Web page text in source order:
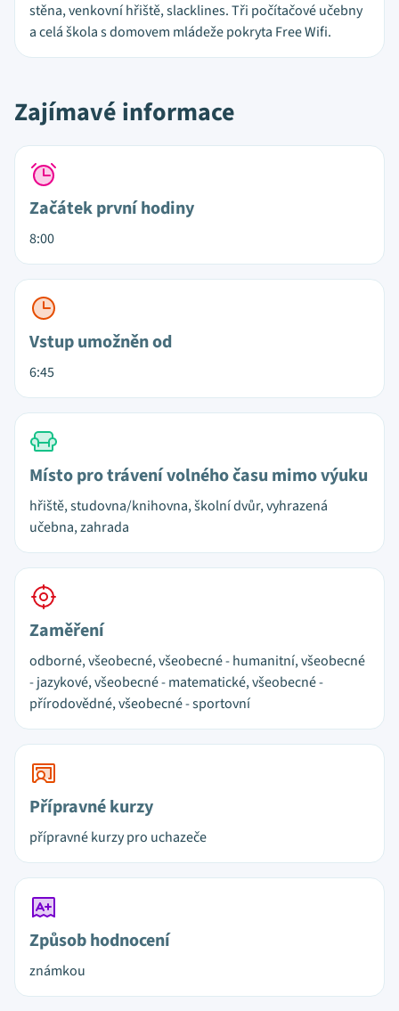
stěna, venkovní hřiště, slacklines. Tři počítačové učebny
a celá škola s domovem mládeže pokryta Free Wifi.
Zajímavé informace
Začátek první hodiny
8:00
Vstup umožněn od
6:45
Místo pro trávení volného času mimo výuku
hřiště, studovna/knihovna, školní dvůr, vyhrazená
učebna, zahrada
Zaměření
odborné, všeobecné, všeobecné - humanitní, všeobecné
- jazykové, všeobecné - matematické, všeobecné -
přírodovědné, všeobecné - sportovní
Přípravné kurzy
přípravné kurzy pro uchazeče
Způsob hodnocení
známkou